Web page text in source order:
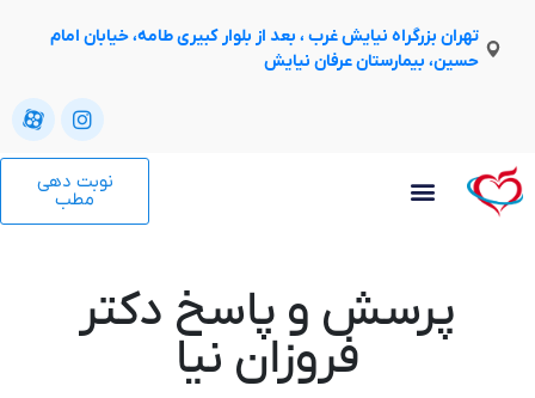
تهران بزرگراه نیایش غرب ، بعد از بلوار کبیری طامه، خیابان امام
حسین، بیمارستان عرفان نیایش
نوبت دهی
پرسش و پاسخ دکتر
فروزان نیا